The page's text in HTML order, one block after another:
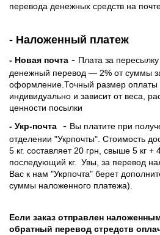
перевода денежных средств на
- Наложенный платеж
- Новая почта - Плата за
денежный перевод — 2% от суммы
оформление.Точный размер оплаты
индивидуально и зависит от веса,
ценности посылки
- Укр-почта
- Вы платите при
отделении "Укрпочты". Стоимость
5 кг. составляет 20 грн, свыше 5 кг +
последующий кг. Увы, за перевод
Вас к нам "Укрпочта" берет
суммы наложенного платежа).
Если заказ отправлен
обратный перевод стредств